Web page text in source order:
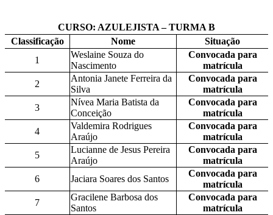
CURSO: AZULEJISTA – TURMA B
Classificação
Nome
Situação
1
Weslaine Souza do
Nascimento
Convocada para
matrícula
2
Antonia Janete Ferreira da
Silva
Convocada para
matrícula
3
Nívea Maria Batista da
Conceição
Convocada para
matrícula
4
Valdemira Rodrigues
Araújo
Convocada para
matrícula
5
Lucianne de Jesus Pereira
Araújo
Convocada para
matrícula
6
Jaciara Soares dos Santos
Convocada para
matrícula
7
Gracilene Barbosa dos
Santos
Convocada para
matrícula